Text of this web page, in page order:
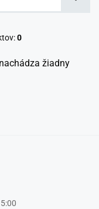
0
žiadny